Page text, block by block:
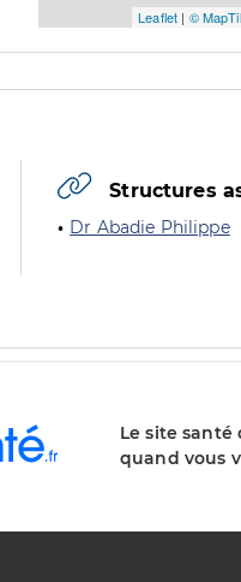
Leaflet | ©
Structures
Dr Abadie Philippe
Le site santé
quand vous